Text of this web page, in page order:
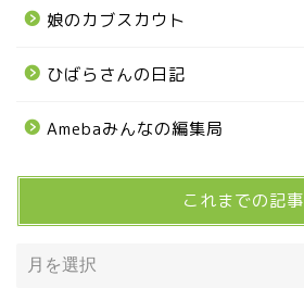
娘のカブスカウト
ひばらさんの日記
Amebaみんなの編集局
これまでの記事